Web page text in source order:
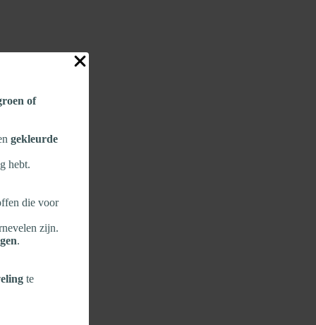
of
gekleurde
hebt.
die voor
zijn.
.
te